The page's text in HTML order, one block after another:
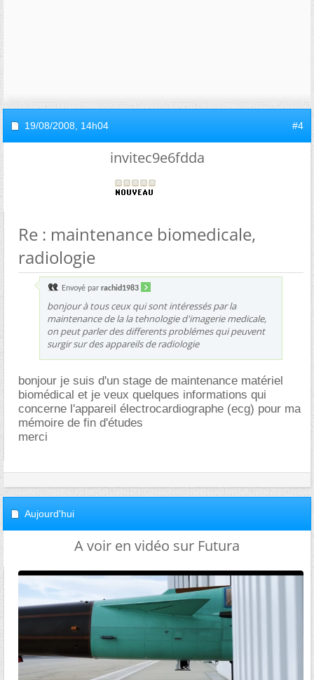
19/08/2008, 14h04 #4
invitec9e6fdda
Re : maintenance biomedicale,
radiologie
Envoyé par rachid1983
bonjour à tous ceux qui sont intéressés par la
maintenance de la la tehnologie d'imagerie medicale,
on peut parler des differents problémes qui peuvent
surgir sur des appareils de radiologie
bonjour je suis d'un stage de maintenance matériel
biomédical et je veux quelques informations qui
concerne l'appareil électrocardiographe (ecg) pour ma
mémoire de fin d'études
merci
Aujourd'hui
A voir en vidéo sur Futura